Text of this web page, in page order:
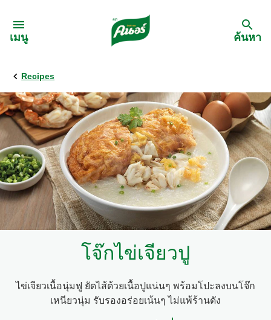
เมนู
กลับ
สูตรอาหาร
เมนูอาหารตามวัตถุดิบ
เมนูอาหารตามประเภทการทำ
เมนูสุขภาพ
เมนูอาหารประจำภาค
ค้นหา
Recipes
โจ๊กไข่เจียวปู
ไข่เจียวเนื้อนุ่มฟู ยัดไส้ด้วยเนื้อปูแน่นๆ พร้อมโปะลงบนโจ๊ก
เหนียวนุ่ม รับรองอร่อยเน้นๆ ไม่แพ้ร้านดัง